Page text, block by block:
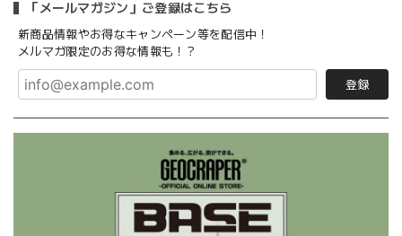
「メールマガジン」ご登録はこちら
新商品情報やお得なキャンペーン等を配信中！
メルマガ限定のお得な情報も！？
登録